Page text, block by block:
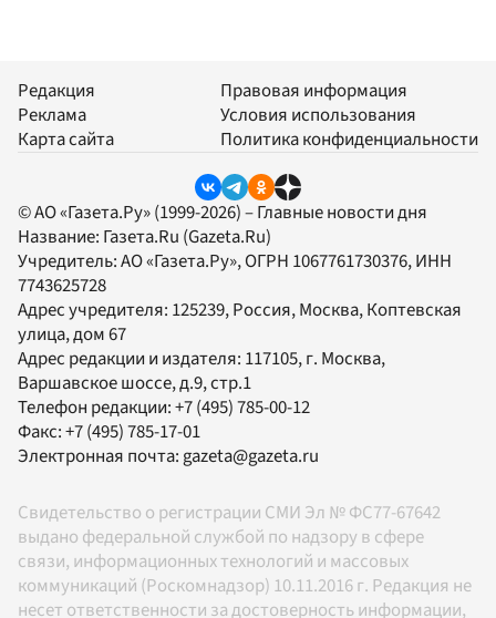
Редакция
Реклама
Карта сайта
Правовая информация
Условия использования
Политика конфиденциальности
© АО «Газета.Ру» (1999-2026) – Главные новости дня
Название: Газета.Ru (Gazeta.Ru)
Учредитель:АО «Газета.Ру», ОГРН 1067761730376, ИНН
7743625728
Адрес учредителя: 125239, Россия, Москва, Коптевская
улица, дом 67
Адрес редакции и издателя: 117105, г. Москва,
Варшавское шоссе, д.9, стр.1
Телефон редакции:+7 (495) 785-00-12
Факс:+7 (495) 785-17-01
Электронная почта:gazeta@gazeta.ru
Свидетельство о регистрации СМИ Эл № ФС77-67642
выдано федеральной службой по надзору в сфере
связи, информационных технологий и массовых
коммуникаций (Роскомнадзор) 10.11.2016 г. Редакция не
несет ответственности за достоверность информации,